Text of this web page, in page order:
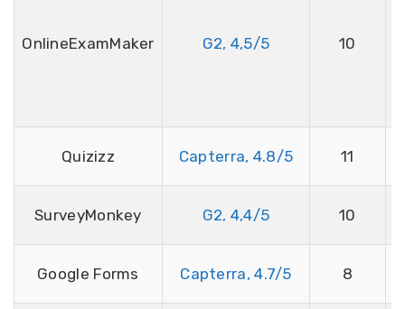
OnlineExamMaker G2, 4,5/5 10
Quizizz Capterra, 4.8/5 11
SurveyMonkey G2, 4,4/5 10
Google Forms Capterra, 4.7/5 8